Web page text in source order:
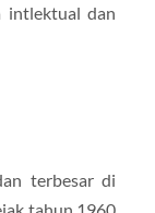
intlektual dan
terbesar di
tahun 1960